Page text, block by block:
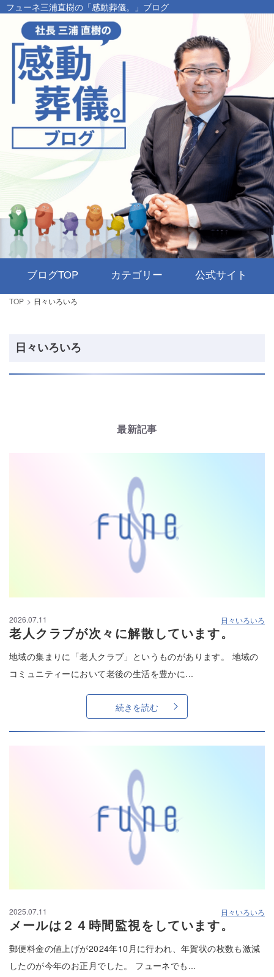
フューネ三浦直樹の「感動葬儀。」ブログ
ブログTOP カテゴリー 公式サイト
TOP 日々いろいろ
日々いろいろ
最新記事
2026.07.11 日々いろいろ
老人クラブが次々に解散しています。
地域の集まりに「老人クラブ」というものがあります。 地域の
コミュニティーにおいて老後の生活を豊かに...
続きを読む
2025.07.11 日々いろいろ
メールは２４時間監視をしています。
郵便料金の値上げが2024年10月に行われ、年賀状の枚数も激減
したのが今年のお正月でした。 フューネでも...